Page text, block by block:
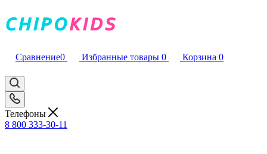
Сравнение0 Избранные товары 0 Корзина 0
Телефоны
8 800 333-30-11